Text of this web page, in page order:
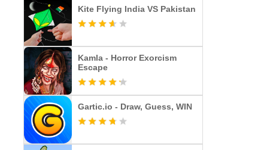
Kite Flying India VS Pakistan
Kamla - Horror Exorcism
Escape
Gartic.io - Draw, Guess, WIN